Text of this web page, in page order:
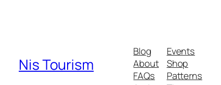
Nis Tourism
Blog
About
FAQs
Events
Shop
Patterns